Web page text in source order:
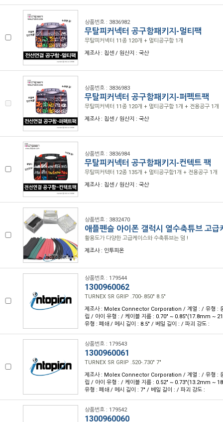
상품번호 : 3836982
무탈피커넥터 공구함패키지-멀티팩
무탈피커넥터 11종 120개 + 멀티공구함 1개
제조사 : 칩센 / 원산지 : 국산
상품번호 : 3836983
무탈피커넥터 공구함패키지-퍼펙트팩
무탈피커넥터 11종 120개 + 멀티공구함 1개 + 전용공구 1개
제조사 : 칩센 / 원산지 : 국산
상품번호 : 3836984
무탈피커넥터 공구함패키지-컨텍트 팩
무탈피커텍터 12종 135개 + 멀티공구함1개 + 전용공구 1개
제조사 : 칩센 / 원산지 : 국산
상품번호 : 3832470
애플펜슬 아이폰 갤럭시 열수축튜브 고급
활용도가 다양한 고급케이스와 수축튜브는 덤 !
제조사 : 인투피온
상품번호 : 179544
1300960062
TURNEX SR GRIP .700-.850" 8.5"
제조사 : Molex Connector Corporation / 계열 : / 유형 :
립 / 아이 유형 : / 케이블 지름 : 0.70" ~ 0.85"(17.8mm ~
유형 : 폐쇄 / 메시 길이 : 8.5" / 베일 길이 : / 파괴 강도 :
상품번호 : 179543
1300960061
TURNEX SR GRIP .520-.730" 7"
제조사 : Molex Connector Corporation / 계열 : / 유형 :
립 / 아이 유형 : / 케이블 지름 : 0.52" ~ 0.73"(13.2mm ~
유형 : 폐쇄 / 메시 길이 : 7" / 베일 길이 : / 파괴 강도 :
상품번호 : 179542
1300960060